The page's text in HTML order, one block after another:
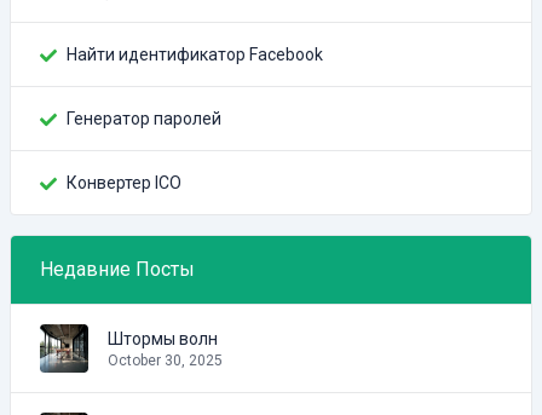
Найти идентификатор Facebook
Генератор паролей
Конвертер ICO
Недавние Посты
Штормы волн
October 30, 2025